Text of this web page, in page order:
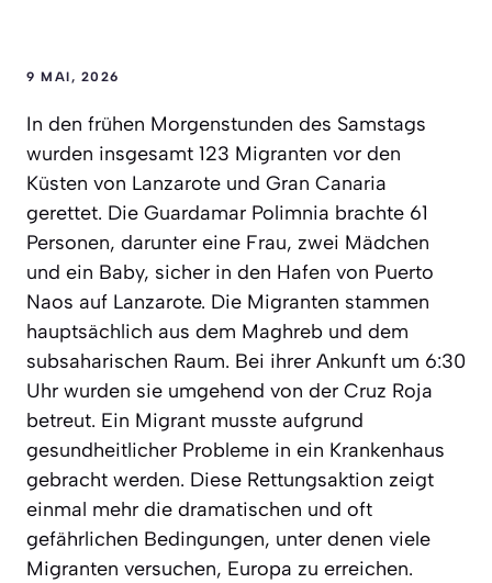
9 MAI, 2026
In den frühen Morgenstunden des Samstags
wurden insgesamt 123 Migranten vor den
Küsten von Lanzarote und Gran Canaria
gerettet. Die Guardamar Polimnia brachte 61
Personen, darunter eine Frau, zwei Mädchen
und ein Baby, sicher in den Hafen von Puerto
Naos auf Lanzarote. Die Migranten stammen
hauptsächlich aus dem Maghreb und dem
subsaharischen Raum. Bei ihrer Ankunft um 6:30
Uhr wurden sie umgehend von der Cruz Roja
betreut. Ein Migrant musste aufgrund
gesundheitlicher Probleme in ein Krankenhaus
gebracht werden. Diese Rettungsaktion zeigt
einmal mehr die dramatischen und oft
gefährlichen Bedingungen, unter denen viele
Migranten versuchen, Europa zu erreichen.